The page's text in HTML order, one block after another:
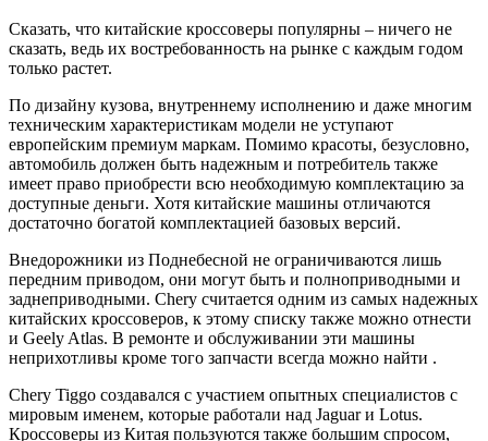
Сказать, что китайские кроссоверы популярны – ничего не
сказать, ведь их востребованность на рынке с каждым годом
только растет.
По дизайну кузова, внутреннему исполнению и даже многим
техническим характеристикам модели не уступают
европейским премиум маркам. Помимо красоты, безусловно,
автомобиль должен быть надежным и потребитель также
имеет право приобрести всю необходимую комплектацию за
доступные деньги. Хотя китайские машины отличаются
достаточно богатой комплектацией базовых версий.
Внедорожники из Поднебесной не ограничиваются лишь
передним приводом, они могут быть и полноприводными и
заднеприводными. Chery считается одним из самых надежных
китайских кроссоверов, к этому списку также можно отнести
и Geely Atlas. В ремонте и обслуживании эти машины
неприхотливы кроме того запчасти всегда можно найти .
Chery Tiggo создавался с участием опытных специалистов с
мировым именем, которые работали над Jaguar и Lotus.
Кроссоверы из Китая пользуются также большим спросом,